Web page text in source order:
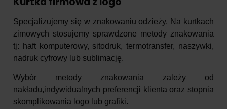
Specjalizujemy się w znakowaniu odzieży. Na kurtkach
zimowych stosujemy sprawdzone metody znakowania
tj: haft komputerowy, sitodruk, termotransfer, naszywki,
nadruk cyfrowy lub sublimację.
Wybór metody znakowania zależy od
nakładu,indywidualnych preferencji klienta oraz stopnia
skomplikowania logo lub grafiki.